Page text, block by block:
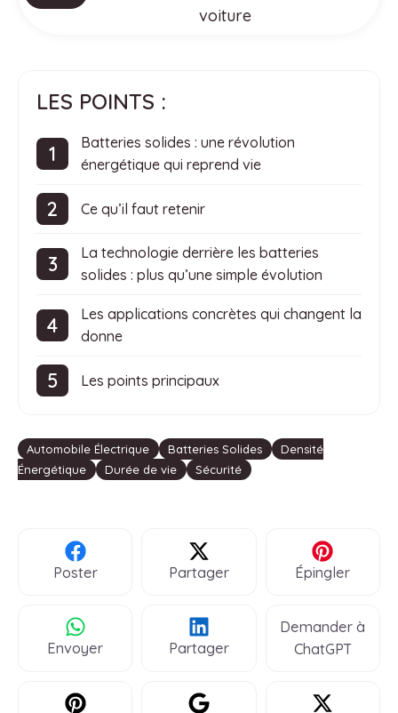
voiture
LES POINTS :
Batteries solides : une révolution
énergétique qui reprend vie
Ce qu’il faut retenir
La technologie derrière les batteries
solides : plus qu’une simple évolution
Les applications concrètes qui changent la
donne
Les points principaux
Étiquettes
Automobile Électrique Batteries Solides
Densité
Énergétique
Durée de vie Sécurité
Poster Partager Épingler
Envoyer Partager
Demander à
ChatGPT